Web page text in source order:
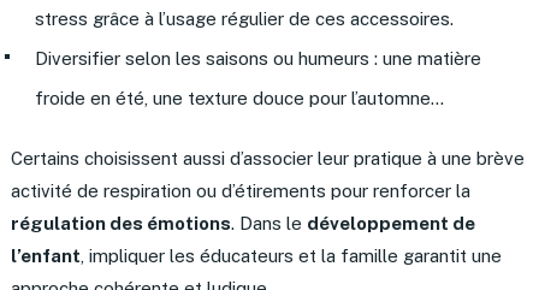
stress grâce à l’usage régulier de ces accessoires.
Diversifier selon les saisons ou humeurs : une matière
froide en été, une texture douce pour l’automne…
Certains choisissent aussi d’associer leur pratique à une brève
activité de respiration ou d’étirements pour renforcer la
régulation des émotions. Dans le développement de
l’enfant , impliquer les éducateurs et la famille garantit une